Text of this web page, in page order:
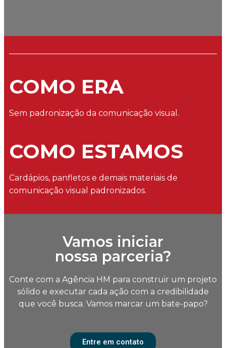
COMO ERA
Sem padronização da comunicação visual.
COMO ESTAMOS
Cardápios, panfletos e demais materiais de
comunicação visual padronizados.
Vamos iniciar
nossa parceria?
Conte com a Agência HM para construir um projeto
sólido e executar cada ação com a credibilidade
que você busca. Vamos marcar um bate-papo?
Entre em contato